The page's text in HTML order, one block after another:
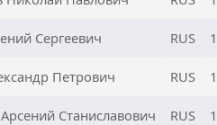
Сергеевич RUS
Петрович RUS
Станиславович RUS